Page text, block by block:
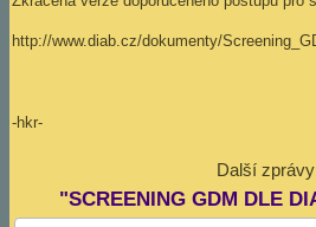
http://www.diab.cz/dokumenty/
-hkr-
Další zprávy
"SCREENING GDM DLE